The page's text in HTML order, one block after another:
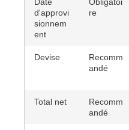
d'approvi
sionnem
ent
re
Devise
Recomm
andé
Total net
Recomm
andé